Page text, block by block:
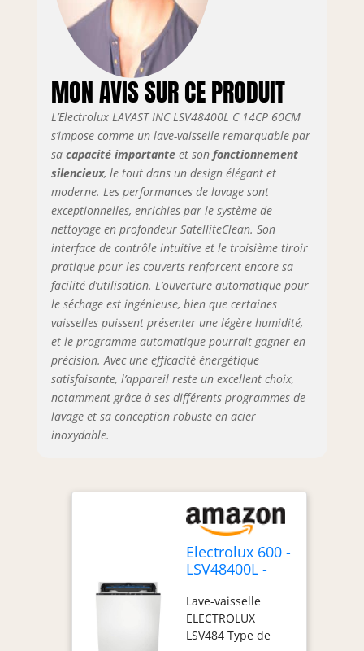
MON AVIS SUR CE PRODUIT
L’Electrolux LAVAST INC LSV48400L C 14CP 60CM
s’impose comme un lave-vaisselle remarquable par
sa capacité importanteet son fonctionnement
silencieux, le tout dans un design élégant et
moderne. Les performances de lavage sont
exceptionnelles, enrichies par le système de
nettoyage en profondeur SatelliteClean. Son
interface de contrôle intuitive et le troisième tiroir
pratique pour les couverts renforcent encore sa
facilité d’utilisation. L’ouverture automatique pour
le séchage est ingénieuse, bien que certaines
vaisselles puissent présenter une légère humidité,
et le programme automatique pourrait gagner en
précision. Avec une efficacité énergétique
satisfaisante, l’appareil reste un excellent choix,
notamment grâce à ses différents programmes de
lavage et sa conception robuste en acier
inoxydable.
Electrolux 600 -
LSV48400L -
encastrable, 14
couverts,
SatelliteClean,
Lave-vaisselle
ELECTROLUX
LSV484 Type de